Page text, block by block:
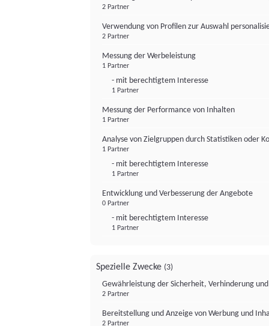
2 Partner
Verwendung von Profilen zur Auswahl
2 Partner
Messung der Werbeleistung
1 Partner
- mit berechtigtem Interesse
1 Partner
Messung der Performance von Inhalten
1 Partner
Analyse von Zielgruppen durch Statistiken oder
1 Partner
- mit berechtigtem Interesse
1 Partner
Entwicklung und Verbesserung der Angebote
0 Partner
- mit berechtigtem Interesse
1 Partner
Spezielle Zwecke (3)
Gewährleistung der Sicherheit, Verhinderung
2 Partner
Bereitstellung und Anzeige von Werbung und
2 Partner